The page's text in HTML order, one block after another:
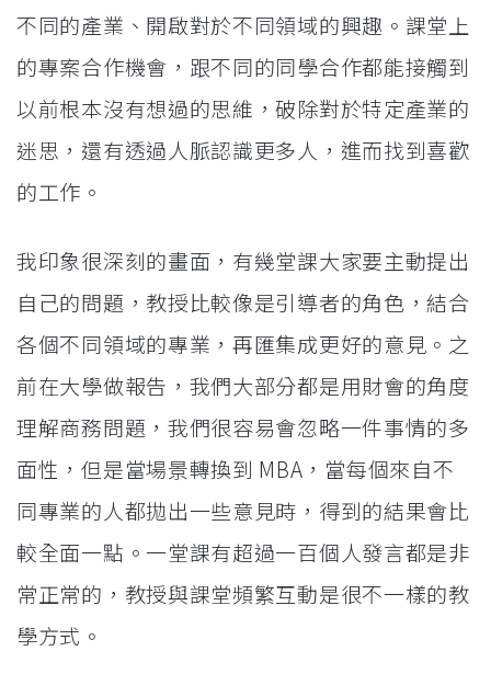
不同的產業、開啟對於不同領域的興趣。課堂上
的專案合作機會，跟不同的同學合作都能接觸到
以前根本沒有想過的思維，破除對於特定產業的
迷思，還有透過人脈認識更多人，進而找到喜歡
的工作。
我印象很深刻的畫面，有幾堂課大家要主動提出
自己的問題，教授比較像是引導者的角色，結合
各個不同領域的專業，再匯集成更好的意見。之
前在大學做報告，我們大部分都是用財會的角度
理解商務問題，我們很容易會忽略一件事情的多
面性，但是當場景轉換到 MBA，當每個來自不
同專業的人都拋出一些意見時，得到的結果會比
較全面一點。一堂課有超過一百個人發言都是非
常正常的，教授與課堂頻繁互動是很不一樣的教
學方式。